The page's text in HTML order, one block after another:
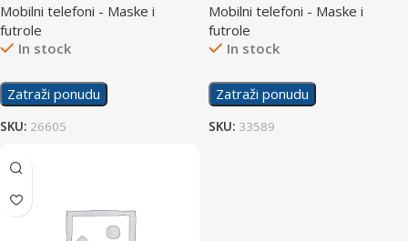
Mobilni telefoni - Maske i
futrole
In stock
Zatraži ponudu
SKU: 26605
Mobilni telefoni - Maske i
futrole
In stock
Zatraži ponudu
SKU: 33589